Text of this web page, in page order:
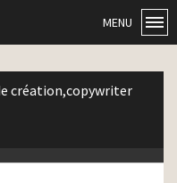
MENU
création,copywriter